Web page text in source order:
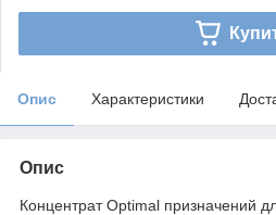
Опис Характеристики
Опис
Концентрат Optimal призначений